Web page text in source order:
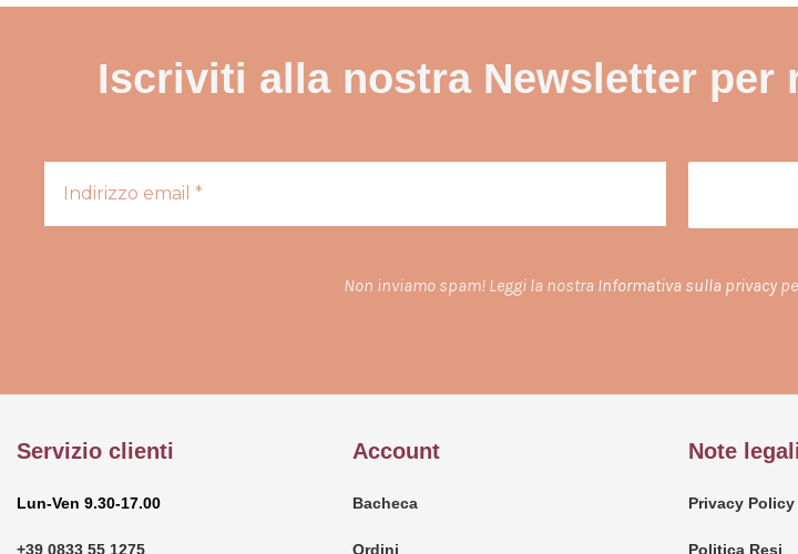
Iscriviti alla nostra Newsletter per
Non inviamo spam! Leggi la nostra Informativa sulla privacy
Servizio clienti
Lun-Ven 9.30-17.00
+39 0833 55 1275
Account
Bacheca
Ordini
Note
Privacy Policy
Politica Resi